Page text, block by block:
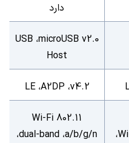
دارد
microUSB v2.0، USB
Host
v4.2،A2DP،LE
،
Wi-Fi 802.11
a/b/g/n، dual-band،